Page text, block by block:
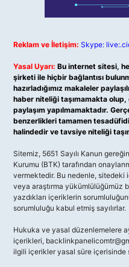
Reklam ve İletişim: Skype:
Yasal Uyarı: Bu internet sitesi,
şirketi ile hiçbir bağlantısı
hazırladığımız makaleler
haber niteliği taşımamakta
paylaşım yapılmamaktadır.
benzerlikleri tamamen
halindedir ve tavsiye niteliği
Sitemiz, 5651 Sayılı Kanun
Kurumu (BTK) tarafından
vermektedir. Bu nedenle,
veya araştırma yükümlülüğümüz
yazdıkları içeriklerin
sorumluluğu kabul etmiş sayılırlar.
Hukuka ve yasal düzenlemelere
içerikleri,
ilgili içerikler yasal süre içerisinde